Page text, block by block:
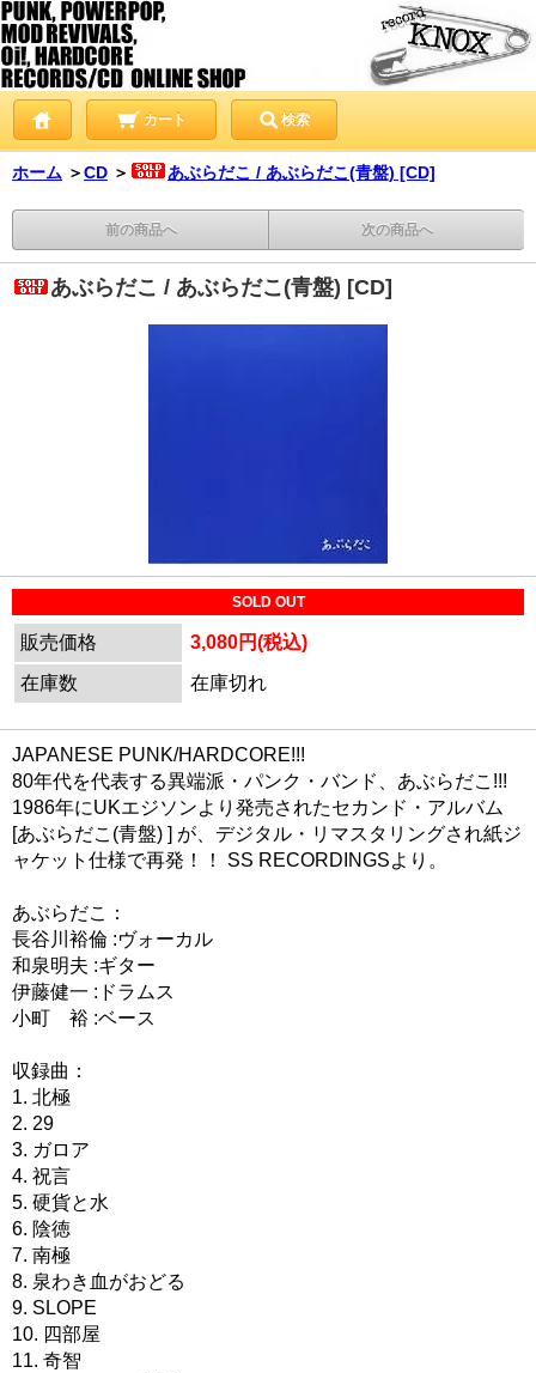
カート 検索
ホーム ＞CD ＞ あぶらだこ / あぶらだこ(青盤) [CD]
前の商品へ 次の商品へ
あぶらだこ / あぶらだこ(青盤) [CD]
SOLD OUT
販売価格
3,080円(税込)
在庫数
在庫切れ
JAPANESE PUNK/HARDCORE!!!
80年代を代表する異端派・パンク・バンド、あぶらだこ!!!
1986年にUKエジソンより発売されたセカンド・アルバム
[あぶらだこ(青盤) ] が、デジタル・リマスタリングされ紙ジ
ャケット仕様で再発！！ SS RECORDINGSより。
あぶらだこ：
長谷川裕倫 :ヴォーカル
和泉明夫 :ギター
伊藤健一 :ドラムス
小町 裕 :ベース
収録曲：
1. 北極
2. 29
3. ガロア
4. 祝言
5. 硬貨と水
6. 陰徳
7. 南極
8. 泉わき血がおどる
9. SLOPE
10. 四部屋
11. 奇智